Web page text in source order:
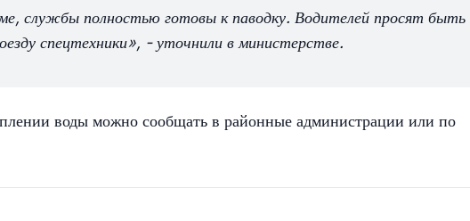
службы полностью готовы к паводку. Водителей просят быть
спецтехники», - уточнили в министерстве.
воды можно сообщать в районные администрации или по